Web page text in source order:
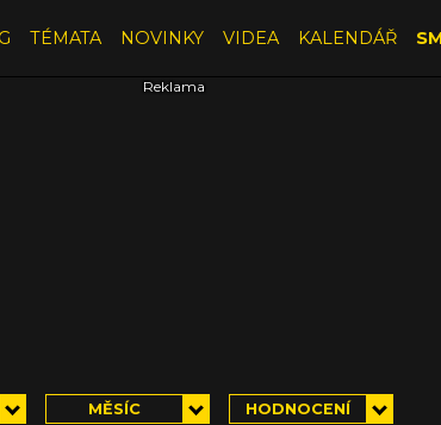
TÉMATA NOVINKY VIDEA KALENDÁŘ
MĚSÍC HODNOCENÍ